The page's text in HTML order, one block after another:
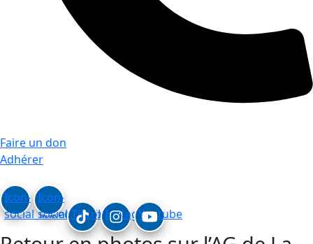
Faire un don
Adhérer
Icon-
social_linkedin
Icon-
social_facebook
TiktokInstagramYoutube